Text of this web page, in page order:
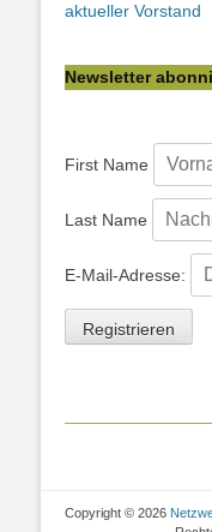
aktueller Vorstand
Newsletter
First Name
Last Name
E-Mail-Adresse:
Copyright © 2026